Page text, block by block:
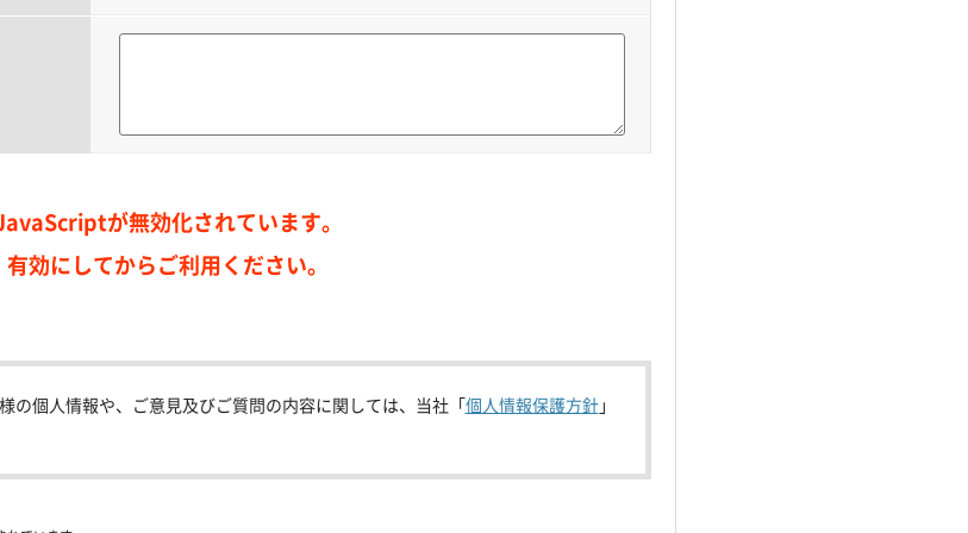
が無効化されています。
有効にしてからご利用ください。
の個人情報や、ご意見及びご質問の内容に関しては、当社「個人情報保護方針」